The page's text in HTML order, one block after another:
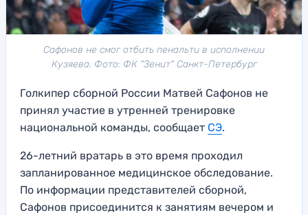
Сафонов не смог отбить пенальти в исполнении
Кузяева. Фото: ФК "Зенит" Санкт-Петербург
Голкипер сборной России Матвей Сафонов не
принял участие в утренней тренировке
национальной команды, сообщает СЭ.
26-летний вратарь в это время проходил
запланированное медицинское обследование.
По информации представителей сборной,
Сафонов присоединится к занятиям вечером и